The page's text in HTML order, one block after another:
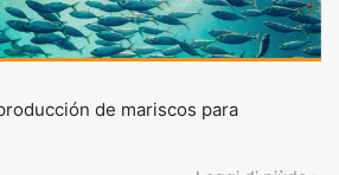
de mariscos para